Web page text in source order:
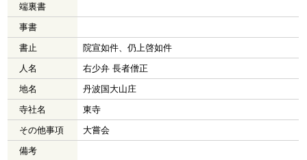
端裏書
事書
書止
院宣如件、仍上啓如件
人名
右少弁 長者僧正
地名
丹波国大山庄
寺社名
東寺
その他事項
大嘗会
備考